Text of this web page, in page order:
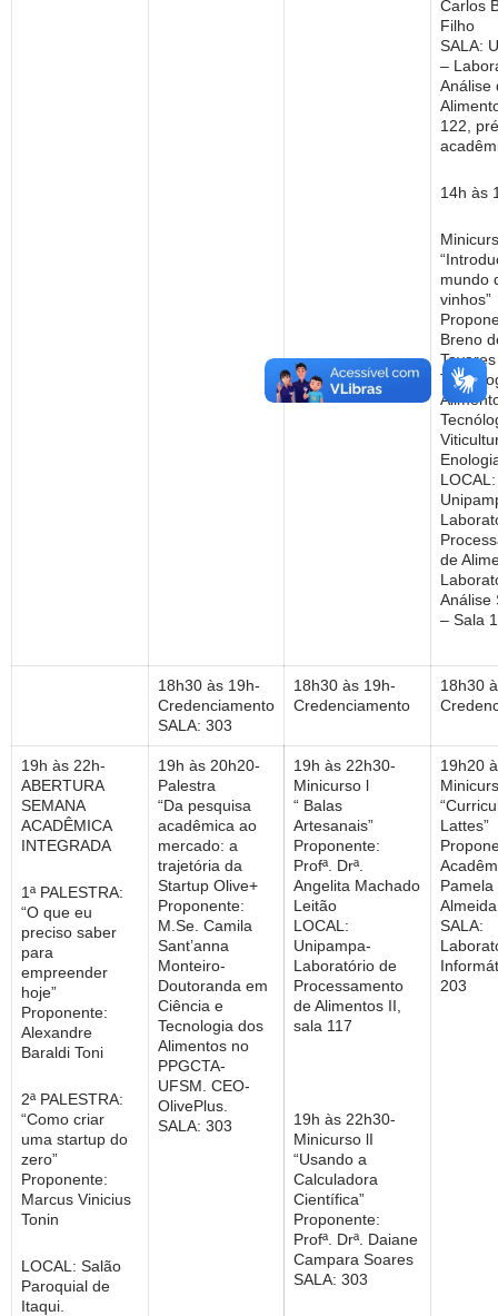
Carlos
Filho
SALA:
–
Análise
122,
14h às
mundo
vinhos”
Breno
Tavares
LOCAL:
de
Análise
– Sala
18h30 às 19h-
Credenciamento
SALA: 303
18h30 às 19h-
Credenciamento
18h30
19h às 22h-
ABERTURA
SEMANA
ACADÊMICA
INTEGRADA
1ª PALESTRA:
“O que eu
preciso saber
para
empreender
hoje”
Proponente:
Alexandre
Baraldi Toni
2ª PALESTRA:
“Como criar
uma startup do
zero”
Proponente:
Marcus Vinicius
Tonin
LOCAL: Salão
Paroquial de
Itaqui.
19h às 20h20-
Palestra
“Da pesquisa
acadêmica ao
mercado: a
trajetória da
Startup Olive+
Proponente:
M.Se. Camila
Sant’anna
Monteiro-
Doutoranda em
Ciência e
Tecnologia dos
Alimentos no
PPGCTA-
UFSM. CEO-
OlivePlus.
SALA: 303
19h às 22h30-
Minicurso l
“ Balas
Artesanais”
Proponente:
Profª. Drª.
Angelita Machado
Leitão
LOCAL:
Unipampa-
Laboratório de
Processamento
de Alimentos II,
sala 117
19h às 22h30-
Minicurso lI
“Usando a
Calculadora
Científica”
Proponente:
Profª. Drª. Daiane
Campara Soares
SALA: 303
19h20
Lattes”
Almeida
SALA:
203